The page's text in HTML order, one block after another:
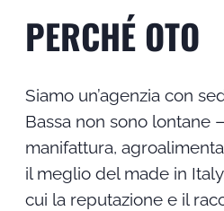
PERCHÉ OTO
Siamo un’agenzia con
Bassa non sono lontane
manifattura,
il meglio del made in
cui la reputazione e il